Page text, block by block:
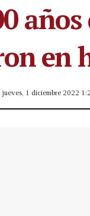
en
jueves, 1 diciembre 2022